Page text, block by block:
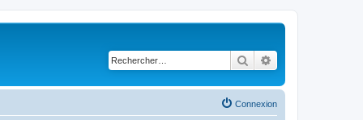
Rechercher
Connexion